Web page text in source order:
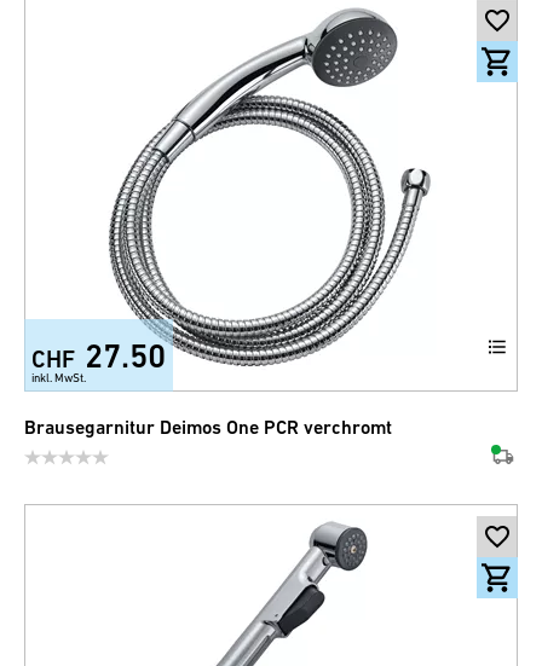
CHF 27.50
inkl. MwSt.
Brausegarnitur Deimos One PCR verchromt